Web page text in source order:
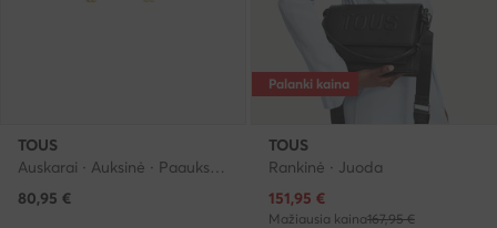
TOUS
Auskarai · Auksinė · Paauksuotas sidabras
80,95 €
Palanki kaina
TOUS
Rankinė · Juoda
Dabartinė kaina
151,95 €
Mažiausia kaina167,95 €